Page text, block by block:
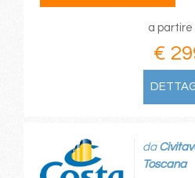
a partire
€
da
Toscana